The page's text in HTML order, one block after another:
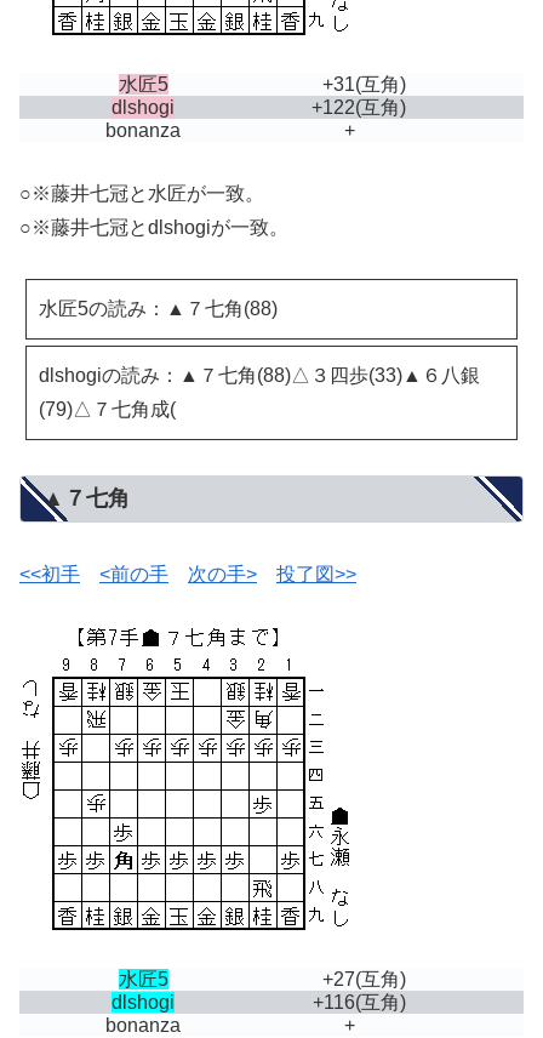
水匠5 +31(互角)
dlshogi
+122(互角)
bonanza
+
○※藤井七冠と水匠が一致。
○※藤井七冠とdlshogiが一致。
水匠5の読み：▲７七角(88)
dlshogiの読み：▲７七角(88)△３四歩(33)▲６八銀
(79)△７七角成(
▲７七角
<<初手 <前の手 次の手> 投了図>>
水匠5 +27(互角)
dlshogi
+116(互角)
bonanza
+